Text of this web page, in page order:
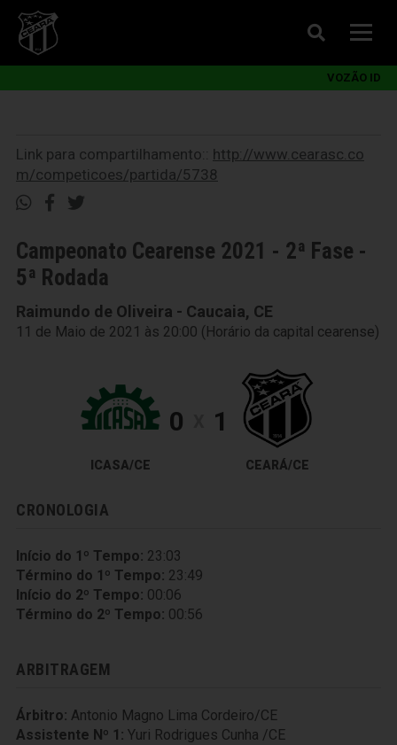
VOZÃO ID
Link para compartilhamento:: http://www.cearasc.co
m/competicoes/partida/5738
Campeonato Cearense 2021 - 2ª Fase -
5ª Rodada
Raimundo de Oliveira - Caucaia, CE
11 de Maio de 2021 às 20:00 (Horário da capital cearense)
ICASA/CE
0 1
CEARÁ/CE
CRONOLOGIA
Início do 1º Tempo: 23:03
Término do 1º Tempo: 23:49
Início do 2º Tempo: 00:06
Término do 2º Tempo: 00:56
ARBITRAGEM
Árbitro: Antonio Magno Lima Cordeiro/CE
Assistente Nº 1: Yuri Rodrigues Cunha /CE